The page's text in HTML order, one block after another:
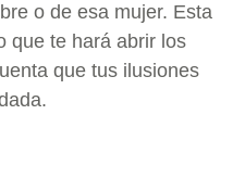
o de esa mujer. Esta
que te hará abrir los
que tus ilusiones